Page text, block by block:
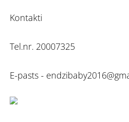
Kontakti
Tel.nr. 20007325
E-pasts -